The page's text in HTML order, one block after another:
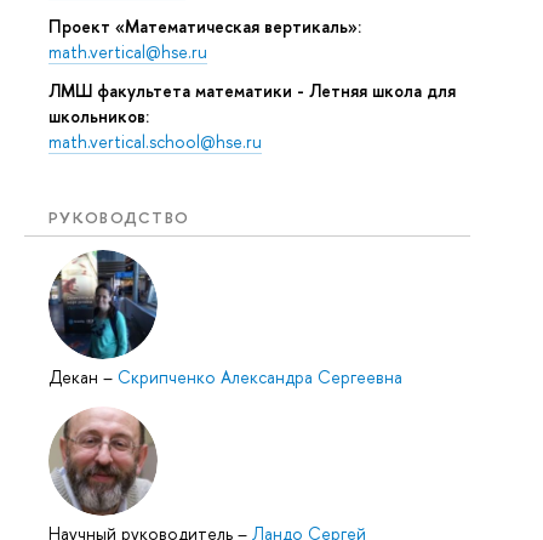
Проект «Математическая вертикаль»:
math.vertical@hse.ru
ЛМШ факультета математики - Летняя школа для
школьников:
math.vertical.school@hse.ru
РУКОВОДСТВО
Декан – Скрипченко Александра Сергеевна
Научный руководитель – Ландо Сергей